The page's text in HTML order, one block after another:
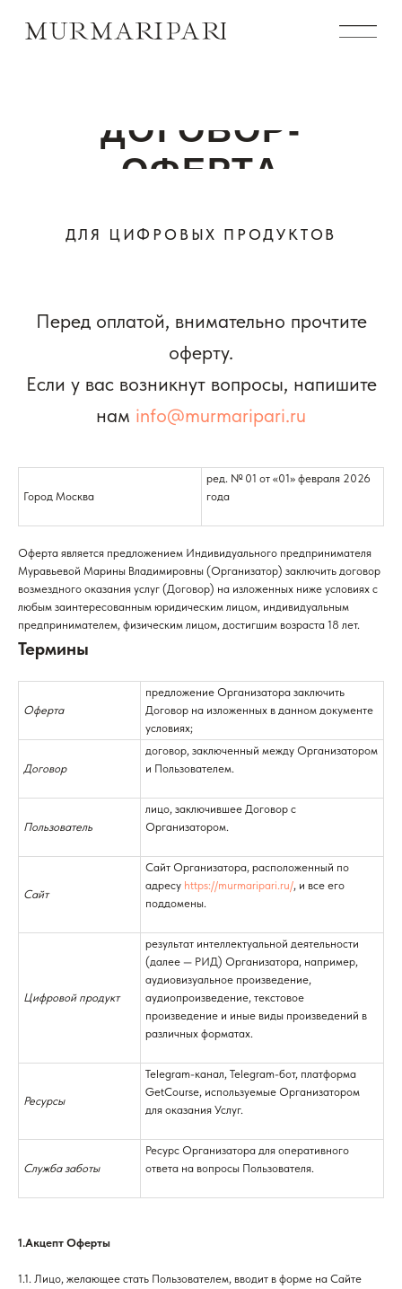
ПОДКАСТЫ
АЗБУКА
СОСТОЯНИЙ
КЛУБ "Я ЕСТЬ"
ФАКУЛЬТАТИВ
ДЛЯ ЦИФРОВЫХ ПРОДУКТОВ
Перед оплатой, внимательно прочтите
оферту.
Если у вас возникнут вопросы, напишите
нам info@murmaripari.ru
Город Москва
ред. № 01 от «01» февраля 2026
года
Оферта является предложением Индивидуального предпринимателя
Муравьевой Марины Владимировны (Организатор) заключить договор
возмездного оказания услуг (Договор) на изложенных ниже условиях с
любым заинтересованным юридическим лицом, индивидуальным
предпринимателем, физическим лицом, достигшим возраста 18 лет.
Термины
Оферта
предложение Организатора заключить
Договор на изложенных в данном документе
условиях;
Договор
договор, заключенный между Организатором
и Пользователем.
Пользователь
лицо, заключившее Договор с
Организатором.
Сайт
Сайт Организатора, расположенный по
адресу https://murmaripari.ru/, и все его
поддомены.
Цифровой продукт
результат интеллектуальной деятельности
(далее — РИД) Организатора, например,
аудиовизуальное произведение,
аудиопроизведение, текстовое
произведение и иные виды произведений в
различных форматах.
Ресурсы
Telegram-канал, Telegram-бот, платформа
GetCourse, используемые Организатором
для оказания Услуг.
Служба заботы
Ресурс Организатора для оперативного
ответа на вопросы Пользователя.
1.Акцепт Оферты
1.1. Лицо, желающее стать Пользователем, вводит в форме на Сайте